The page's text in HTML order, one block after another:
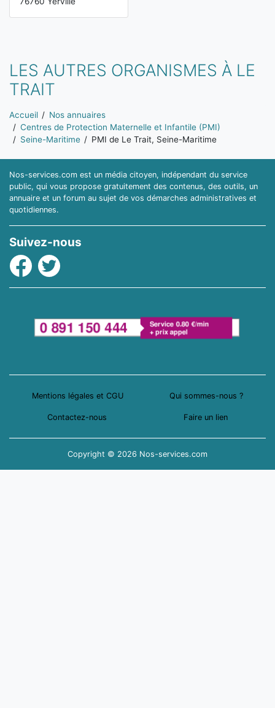
LES AUTRES ORGANISMES À LE
TRAIT
Vous êtes ici:
Accueil
Nos annuaires
Centres de Protection Maternelle et Infantile (PMI)
Seine-Maritime
PMI de Le Trait, Seine-Maritime
Nos-services.com est un média citoyen, indépendant du service
public, qui vous propose gratuitement des contenus, des outils, un
annuaire et un forum au sujet de vos démarches administratives et
quotidiennes.
Suivez-nous
Facebook
Twitter
Mentions légales et CGU Qui sommes-nous ?
Contactez-nous Faire un lien
Copyright © 2026 Nos-services.com